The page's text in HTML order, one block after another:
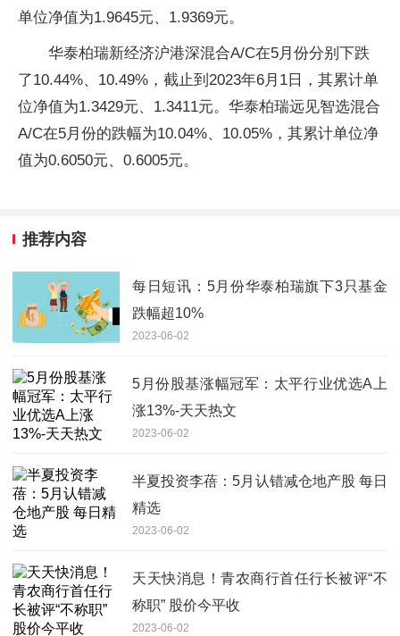
单位净值为1.9645元、1.9369元。
华泰柏瑞新经济沪港深混合A/C在5月份分别下跌
了10.44%、10.49%，截止到2023年6月1日，其累计单
位净值为1.3429元、1.3411元。华泰柏瑞远见智选混合
A/C在5月份的跌幅为10.04%、10.05%，其累计单位净
值为0.6050元、0.6005元。
推荐内容
每日短讯：5月份华泰柏瑞旗下3只基金
跌幅超10%
2023-06-02
5月份股基涨幅冠军：太平行业优选A上
涨13%-天天热文
2023-06-02
半夏投资李蓓：5月认错减仓地产股 每日
精选
2023-06-02
天天快消息！青农商行首任行长被评“不
称职” 股价今平收
2023-06-02